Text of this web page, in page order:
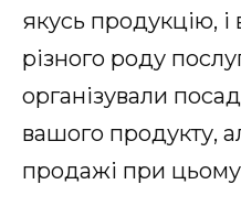
якусь продукцію, і
різного роду
організували
вашого продукту,
продажі при